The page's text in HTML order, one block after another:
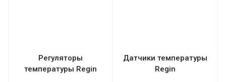
Регуляторы
температуры Regin
Датчики температуры
Regin